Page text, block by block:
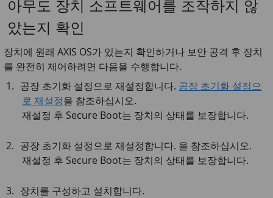
아무도 장치 소프트웨어를 조작하지 않
았는지 확인
장치에 원래 AXIS OS가 있는지 확인하거나 보안 공격 후 장치
를 완전히 제어하려면 다음을 수행합니다.
공장 초기화 설정으로 재설정합니다. 공장 초기화 설정으
로 재설정을 참조하십시오.
재설정 후 Secure Boot는 장치의 상태를 보장합니다.
공장 초기화 설정으로 재설정합니다. 을 참조하십시오.
재설정 후 Secure Boot는 장치의 상태를 보장합니다.
장치를 구성하고 설치합니다.